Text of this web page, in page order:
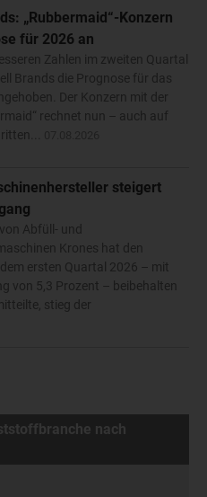
„Rubbermaid“-Konzern
für 2026 an
Zahlen im zweiten Quartal
Brands die Prognose für das
Der Konzern mit der
rechnet nun – auch auf
steigert
Abfüll- und
Krones hat den
ersten Quartal 2026 – mit
von 5,3 Prozent – beibehalten
stieg der
nach